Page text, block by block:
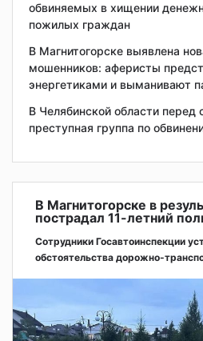
обвиняемых в хищении
пожилых граждан
В Магнитогорске выявлена
мошенников: аферисты
энергетиками и выманивают
В Челябинской области перед
преступная группа по
В Магнитогорске в
пострадал 11-летний
Сотрудники Госавтоинспекции
обстоятельства дорожно-